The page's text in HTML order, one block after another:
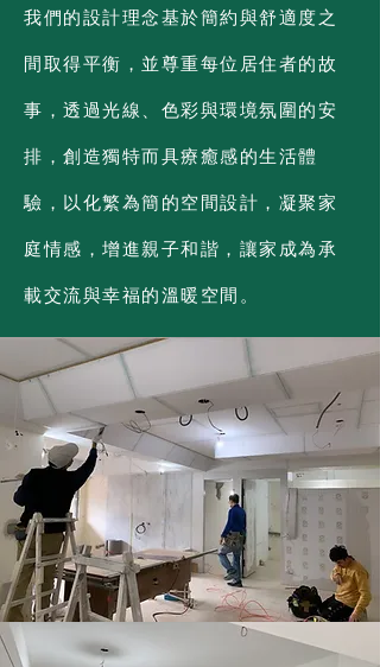
我們的設計理念基於簡約與舒適度之
間取得平衡，並尊重每位居住者的故
事，透過光線、色彩與環境氛圍的安
排，創造獨特而具療癒感的生活體
驗，以化繁為簡的空間設計，凝聚家
庭情感，增進親子和諧，讓家成為承
載交流與幸福的溫暖空間。